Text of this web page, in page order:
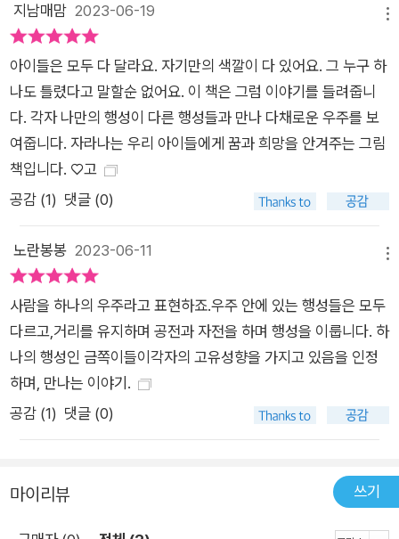
지남매맘 2023-06-19
아이들은 모두 다 달라요. 자기만의 색깔이 다 있어요. 그 누구 하
나도 틀렸다고 말할순 없어요. 이 책은 그럼 이야기를 들려줍니
다. 각자 나만의 행성이 다른 행성들과 만나 다채로운 우주를 보
여줍니다. 자라나는 우리 아이들에게 꿈과 희망을 안겨주는 그림
책입니다. ♡고
공감 (1) 댓글 (0)
노란봉봉 2023-06-11
사람을 하나의 우주라고 표현하죠.우주 안에 있는 행성들은 모두
다르고,거리를 유지하며 공전과 자전을 하며 행성을 이룹니다. 하
나의 행성인 금쪽이들이각자의 고유성향을 가지고 있음을 인정
하며, 만나는 이야기.
공감 (1) 댓글 (0)
마이리뷰 쓰기